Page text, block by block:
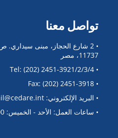
تواصل معنا
11737، مصر
• Tel: (202) 2451-3921/2/3/4
• Fax: (202) 2451-3918
• البريد الإلكتروني: email@cedare.int
• ساعات العمل: الأحد - الخميس: 9:00 صباحًا - 5:00 مساءً